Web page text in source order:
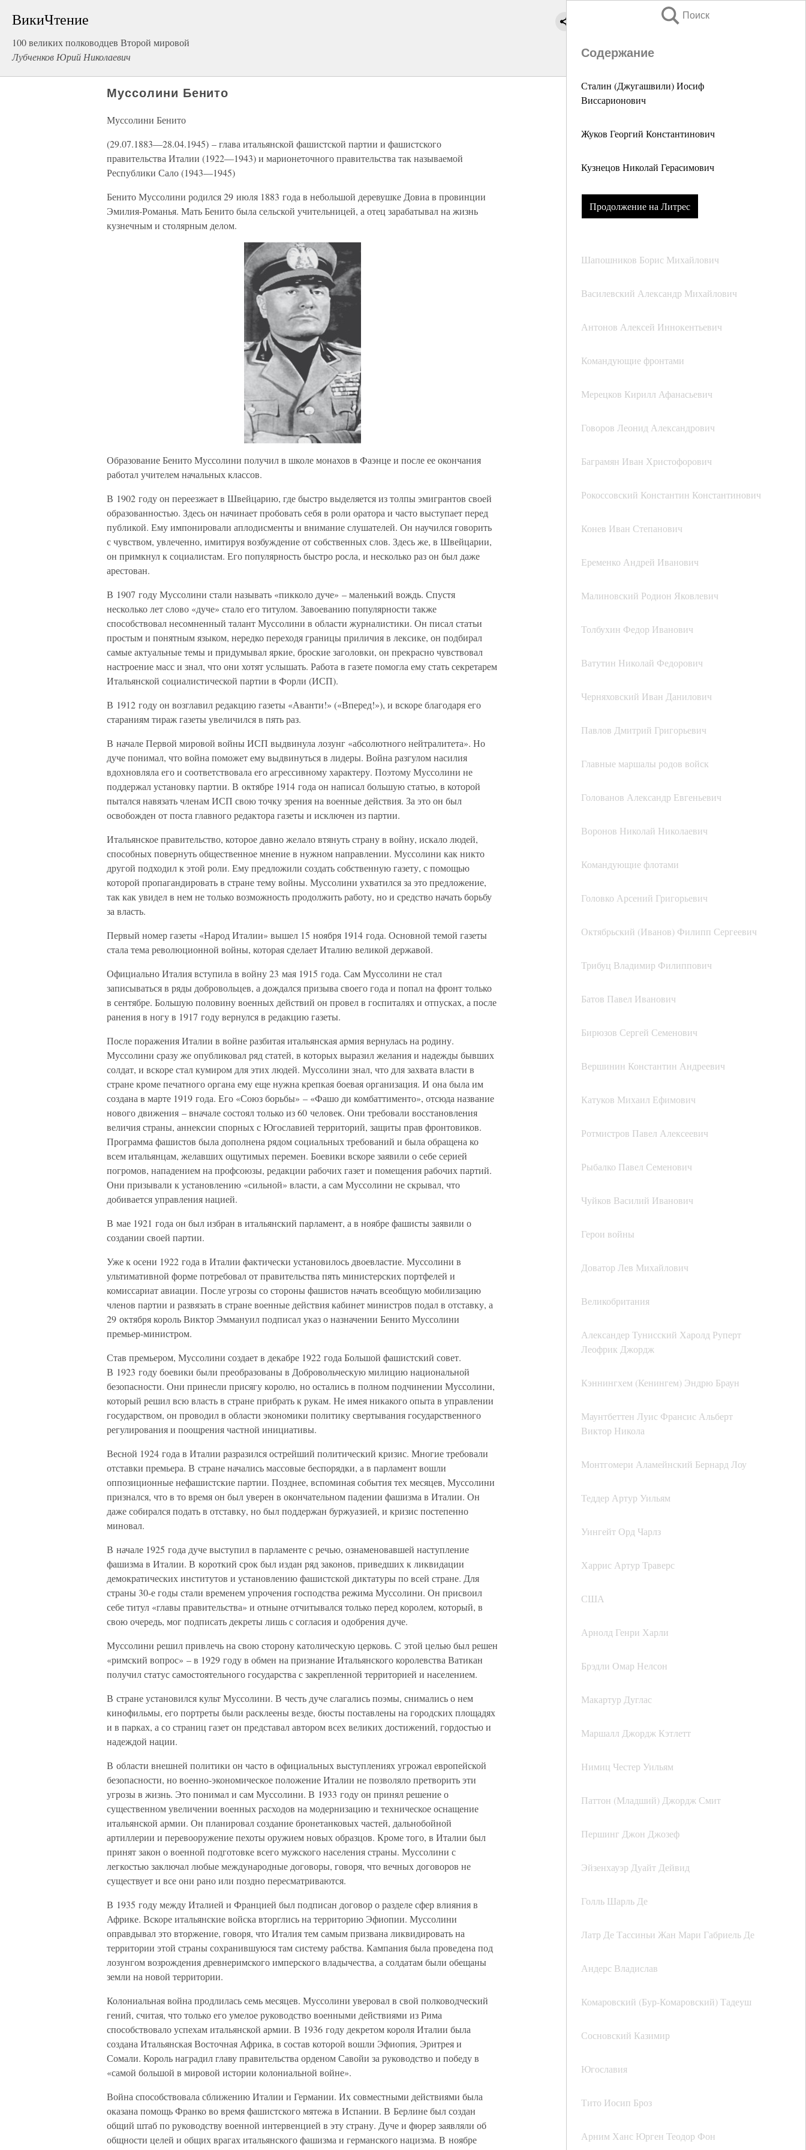
ВикиЧтение
100 великих полководцев Второй мировой
Лубченков Юрий Николаевич
Поиск
Содержание
Сталин (Джугашвили) Иосиф
Виссарионович
Жуков Георгий Константинович
Кузнецов Николай Герасимович
Продолжение на Литрес
Шапошников Борис Михайлович
Василевский Александр Михайлович
Антонов Алексей Иннокентьевич
Командующие фронтами
Мерецков Кирилл Афанасьевич
Говоров Леонид Александрович
Баграмян Иван Христофорович
Рокоссовский Константин Константинович
Конев Иван Степанович
Еременко Андрей Иванович
Малиновский Родион Яковлевич
Толбухин Федор Иванович
Ватутин Николай Федорович
Черняховский Иван Данилович
Павлов Дмитрий Григорьевич
Главные маршалы родов войск
Голованов Александр Евгеньевич
Воронов Николай Николаевич
Командующие флотами
Головко Арсений Григорьевич
Октябрьский (Иванов) Филипп Сергеевич
Трибуц Владимир Филиппович
Батов Павел Иванович
Бирюзов Сергей Семенович
Вершинин Константин Андреевич
Катуков Михаил Ефимович
Ротмистров Павел Алексеевич
Рыбалко Павел Семенович
Чуйков Василий Иванович
Герои войны
Доватор Лев Михайлович
Великобритания
Александер Тунисский Харолд Руперт
Леофрик Джордж
Кэннингхем (Кенингем) Эндрю Браун
Маунтбеттен Луис Франсис Альберт
Виктор Никола
Монтгомери Аламейнский Бернард Лоу
Теддер Артур Уильям
Уингейт Орд Чарлз
Харрис Артур Траверс
США
Арнолд Генри Харли
Брэдли Омар Нелсон
Макартур Дуглас
Маршалл Джордж Кэтлетт
Нимиц Честер Уильям
Паттон (Младший) Джордж Смит
Першинг Джон Джозеф
Эйзенхауэр Дуайт Дейвид
Голль Шарль Де
Латр Де Тассиньи Жан Мари Габриель Де
Андерс Владислав
Комаровский (Бур-Комаровский) Тадеуш
Сосновский Казимир
Югославия
Тито Иосип Броз
Арним Ханс Юрген Теодор Фон
Муссолини Бенито
Муссолини Бенито
(29.07.1883—28.04.1945) – глава итальянской фашистской партии и фашистского
правительства Италии (1922—1943) и марионеточного правительства так называемой
Республики Сало (1943—1945)
Бенито Муссолини родился 29 июля 1883 года в небольшой деревушке Довиа в провинции
Эмилия-Романья. Мать Бенито была сельской учительницей, а отец зарабатывал на жизнь
кузнечным и столярным делом.
Образование Бенито Муссолини получил в школе монахов в Фаэнце и после ее окончания
работал учителем начальных классов.
В 1902 году он переезжает в Швейцарию, где быстро выделяется из толпы эмигрантов своей
образованностью. Здесь он начинает пробовать себя в роли оратора и часто выступает перед
публикой. Ему импонировали аплодисменты и внимание слушателей. Он научился говорить
с чувством, увлеченно, имитируя возбуждение от собственных слов. Здесь же, в Швейцарии,
он примкнул к социалистам. Его популярность быстро росла, и несколько раз он был даже
арестован.
В 1907 году Муссолини стали называть «пикколо дуче» – маленький вождь. Спустя
несколько лет слово «дуче» стало его титулом. Завоеванию популярности также
способствовал несомненный талант Муссолини в области журналистики. Он писал статьи
простым и понятным языком, нередко переходя границы приличия в лексике, он подбирал
самые актуальные темы и придумывал яркие, броские заголовки, он прекрасно чувствовал
настроение масс и знал, что они хотят услышать. Работа в газете помогла ему стать секретарем
Итальянской социалистической партии в Форли (ИСП).
В 1912 году он возглавил редакцию газеты «Аванти!» («Вперед!»), и вскоре благодаря его
стараниям тираж газеты увеличился в пять раз.
В начале Первой мировой войны ИСП выдвинула лозунг «абсолютного нейтралитета». Но
дуче понимал, что война поможет ему выдвинуться в лидеры. Война разгулом насилия
вдохновляла его и соответствовала его агрессивному характеру. Поэтому Муссолини не
поддержал установку партии. В октябре 1914 года он написал большую статью, в которой
пытался навязать членам ИСП свою точку зрения на военные действия. За это он был
освобожден от поста главного редактора газеты и исключен из партии.
Итальянское правительство, которое давно желало втянуть страну в войну, искало людей,
способных повернуть общественное мнение в нужном направлении. Муссолини как никто
другой подходил к этой роли. Ему предложили создать собственную газету, с помощью
которой пропагандировать в стране тему войны. Муссолини ухватился за это предложение,
так как увидел в нем не только возможность продолжить работу, но и средство начать борьбу
за власть.
Первый номер газеты «Народ Италии» вышел 15 ноября 1914 года. Основной темой газеты
стала тема революционной войны, которая сделает Италию великой державой.
Официально Италия вступила в войну 23 мая 1915 года. Сам Муссолини не стал
записываться в ряды добровольцев, а дождался призыва своего года и попал на фронт только
в сентябре. Большую половину военных действий он провел в госпиталях и отпусках, а после
ранения в ногу в 1917 году вернулся в редакцию газеты.
После поражения Италии в войне разбитая итальянская армия вернулась на родину.
Муссолини сразу же опубликовал ряд статей, в которых выразил желания и надежды бывших
солдат, и вскоре стал кумиром для этих людей. Муссолини знал, что для захвата власти в
стране кроме печатного органа ему еще нужна крепкая боевая организация. И она была им
создана в марте 1919 года. Его «Союз борьбы» – «Фашо ди комбаттименто», отсюда название
нового движения – вначале состоял только из 60 человек. Они требовали восстановления
величия страны, аннексии спорных с Югославией территорий, защиты прав фронтовиков.
Программа фашистов была дополнена рядом социальных требований и была обращена ко
всем итальянцам, желавших ощутимых перемен. Боевики вскоре заявили о себе серией
погромов, нападением на профсоюзы, редакции рабочих газет и помещения рабочих партий.
Они призывали к установлению «сильной» власти, а сам Муссолини не скрывал, что
добивается управления нацией.
В мае 1921 года он был избран в итальянский парламент, а в ноябре фашисты заявили о
создании своей партии.
Уже к осени 1922 года в Италии фактически установилось двоевластие. Муссолини в
ультимативной форме потребовал от правительства пять министерских портфелей и
комиссариат авиации. После угрозы со стороны фашистов начать всеобщую мобилизацию
членов партии и развязать в стране военные действия кабинет министров подал в отставку, а
29 октября король Виктор Эммануил подписал указ о назначении Бенито Муссолини
премьер-министром.
Став премьером, Муссолини создает в декабре 1922 года Большой фашистский совет.
В 1923 году боевики были преобразованы в Добровольческую милицию национальной
безопасности. Они принесли присягу королю, но остались в полном подчинении Муссолини,
который решил всю власть в стране прибрать к рукам. Не имея никакого опыта в управлении
государством, он проводил в области экономики политику свертывания государственного
регулирования и поощрения частной инициативы.
Весной 1924 года в Италии разразился острейший политический кризис. Многие требовали
отставки премьера. В стране начались массовые беспорядки, а в парламент вошли
оппозиционные нефашистские партии. Позднее, вспоминая события тех месяцев, Муссолини
признался, что в то время он был уверен в окончательном падении фашизма в Италии. Он
даже собирался подать в отставку, но был поддержан буржуазией, и кризис постепенно
миновал.
В начале 1925 года дуче выступил в парламенте с речью, ознаменовавшей наступление
фашизма в Италии. В короткий срок был издан ряд законов, приведших к ликвидации
демократических институтов и установлению фашистской диктатуры по всей стране. Для
страны 30-е годы стали временем упрочения господства режима Муссолини. Он присвоил
себе титул «главы правительства» и отныне отчитывался только перед королем, который, в
свою очередь, мог подписать декреты лишь с согласия и одобрения дуче.
Муссолини решил привлечь на свою сторону католическую церковь. С этой целью был решен
«римский вопрос» – в 1929 году в обмен на признание Итальянского королевства Ватикан
получил статус самостоятельного государства с закрепленной территорией и населением.
В стране установился культ Муссолини. В честь дуче слагались поэмы, снимались о нем
кинофильмы, его портреты были расклеены везде, бюсты поставлены на городских площадях
и в парках, а со страниц газет он представал автором всех великих достижений, гордостью и
надеждой нации.
В области внешней политики он часто в официальных выступлениях угрожал европейской
безопасности, но военно-экономическое положение Италии не позволяло претворить эти
угрозы в жизнь. Это понимал и сам Муссолини. В 1933 году он принял решение о
существенном увеличении военных расходов на модернизацию и техническое оснащение
итальянской армии. Он планировал создание бронетанковых частей, дальнобойной
артиллерии и перевооружение пехоты оружием новых образцов. Кроме того, в Италии был
принят закон о военной подготовке всего мужского населения страны. Муссолини с
легкостью заключал любые международные договоры, говоря, что вечных договоров не
существует и все они рано или поздно пересматриваются.
В 1935 году между Италией и Францией был подписан договор о разделе сфер влияния в
Африке. Вскоре итальянские войска вторглись на территорию Эфиопии. Муссолини
оправдывал это вторжение, говоря, что Италия тем самым призвана ликвидировать на
территории этой страны сохранившуюся там систему рабства. Кампания была проведена под
лозунгом возрождения древнеримского имперского владычества, а солдатам были обещаны
земли на новой территории.
Колониальная война продлилась семь месяцев. Муссолини уверовал в свой полководческий
гений, считая, что только его умелое руководство военными действиями из Рима
способствовало успехам итальянской армии. В 1936 году декретом короля Италии была
создана Итальянская Восточная Африка, в состав которой вошли Эфиопия, Эритрея и
Сомали. Король наградил главу правительства орденом Савойи за руководство и победу в
«самой большой в мировой истории колониальной войне».
Война способствовала сближению Италии и Германии. Их совместными действиями была
оказана помощь Франко во время фашистского мятежа в Испании. В Берлине был создан
общий штаб по руководству военной интервенцией в эту страну. Дуче и фюрер заявляли об
общности целей и общих врагах итальянского фашизма и германского нацизма. В ноябре